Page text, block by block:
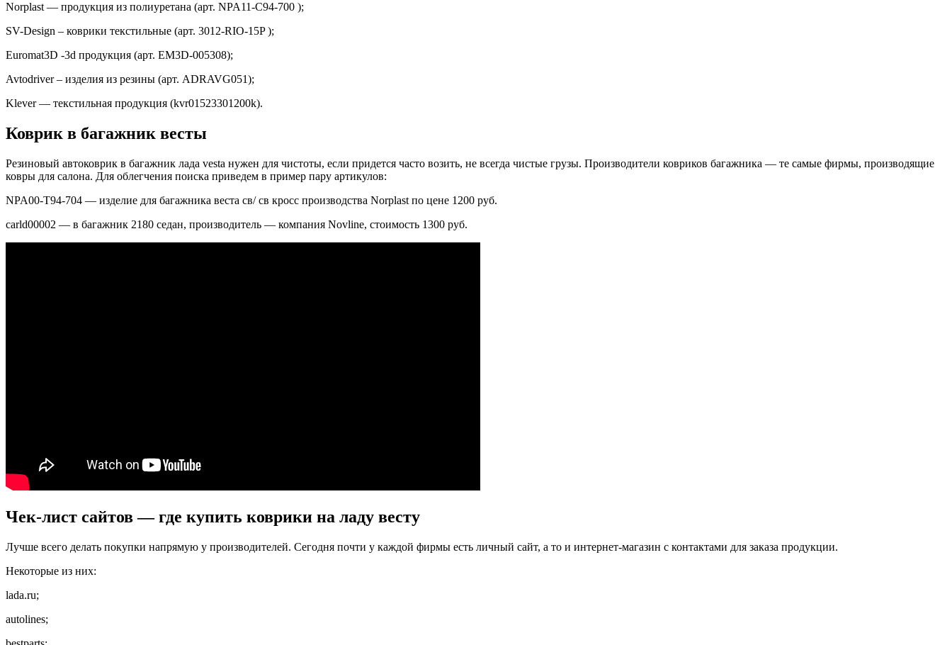
Norplast — продукция из полиуретана (арт. NPA11-C94-700 );
SV-Design – коврики текстильные (арт. 3012-RIO-15P );
Euromat3D -3d продукция (арт. EM3D-005308);
Avtodriver – изделия из резины (арт. ADRAVG051);
Klever — текстильная продукция (kvr01523301200k).
Коврик в багажник весты
Резиновый автоковрик в багажник лада vesta нужен для чистоты, если придется часто возить, не всегда чистые грузы. Производители ковриков багажника — те самые фирмы, производящие
ковры для салона. Для облегчения поиска приведем в пример пару артикулов:
NPA00-T94-704 — изделие для багажника веста св/ св кросс производства Norplast по цене 1200 руб.
carld00002 — в багажник 2180 седан, производитель — компания Novline, стоимость 1300 руб.
Чек-лист сайтов — где купить коврики на ладу весту
Лучше всего делать покупки напрямую у производителей. Сегодня почти у каждой фирмы есть личный сайт, а то и интернет-магазин с контактами для заказа продукции.
Некоторые из них:
lada.ru;
autolines;